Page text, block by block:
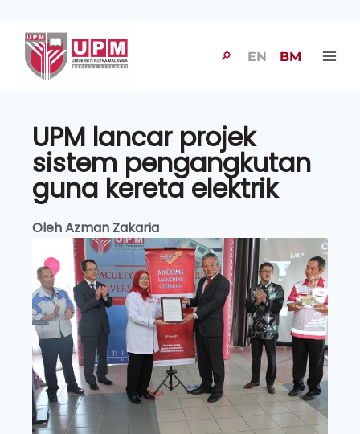
🔎 EN BM
UPM lancar projek
sistem pengangkutan
guna kereta elektrik
Oleh Azman Zakaria